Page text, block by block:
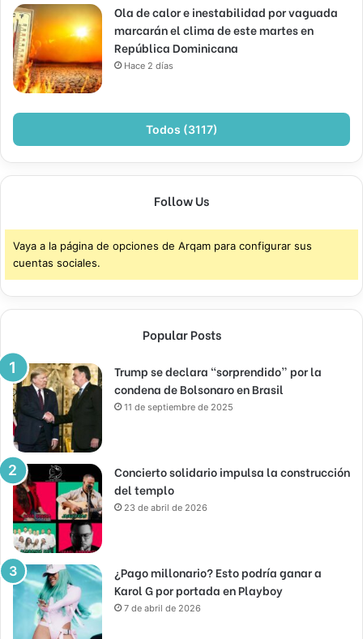
Ola de calor e inestabilidad por vaguada
marcarán el clima de este martes en
República Dominicana
Hace 2 días
Todos (3117)
Follow Us
Vaya a la página de opciones de Arqam para configurar sus
cuentas sociales.
Popular Posts
Trump se declara “sorprendido” por la
condena de Bolsonaro en Brasil
11 de septiembre de 2025
Concierto solidario impulsa la construcción
del templo
23 de abril de 2026
¿Pago millonario? Esto podría ganar a
Karol G por portada en Playboy
7 de abril de 2026